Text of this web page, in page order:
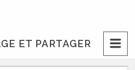
ET PARTAGER